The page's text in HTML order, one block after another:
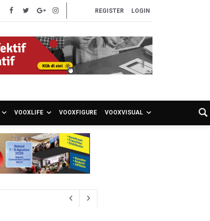
REGISTER LOGIN
VOOXLIFE VOOXFIGURE VOOXVISUAL